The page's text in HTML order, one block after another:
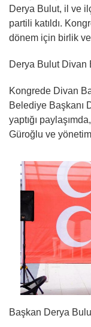
Derya Bulut, il ve
partili katıldı.
dönem için birlik
Derya Bulut Divan
Kongrede Divan
Belediye Başkanı
yaptığı
Güroğlu ve
Başkan Derya